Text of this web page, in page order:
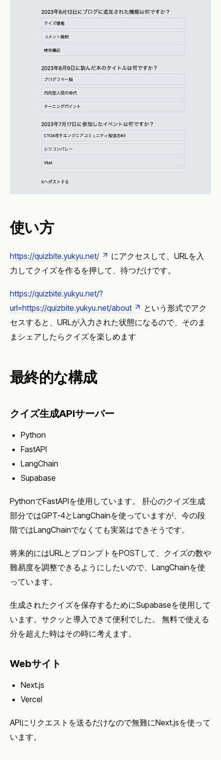
使い方
https://quizbite.yukyu.net/
にアクセスして、URLを入
力してクイズを作るを押して、待つだけです。
https://quizbite.yukyu.net/?
url=https://quizbite.yukyu.net/about
という形式でアク
セスすると、URLが入力された状態になるので、そのま
まシェアしたらクイズを楽しめます
最終的な構成
クイズ生成APIサーバー
Python
FastAPI
LangChain
Supabase
PythonでFastAPIを使用しています。 肝心のクイズ生成
部分ではGPT-4とLangChainを使っていますが、今の段
階ではLangChainでなくても実装はできそうです。
将来的にはURLとプロンプトをPOSTして、クイズの数や
難易度を調整できるようにしたいので、LangChainを使
っています。
生成されたクイズを保存するためにSupabaseを使用して
います。サクッと導入できて便利でした。 無料で使える
分を超えた時はその時に考えます。
Webサイト
Next.js
Vercel
APIにリクエストを送るだけなので無難にNext.jsを使って
います。